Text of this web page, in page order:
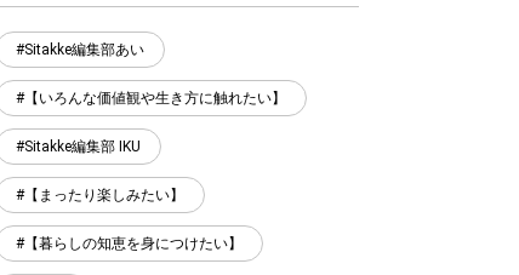
Sitakke編集部あい
【いろんな価値観や生き方に触れたい】
Sitakke編集部 IKU
【まったり楽しみたい】
【暮らしの知恵を身につけたい】